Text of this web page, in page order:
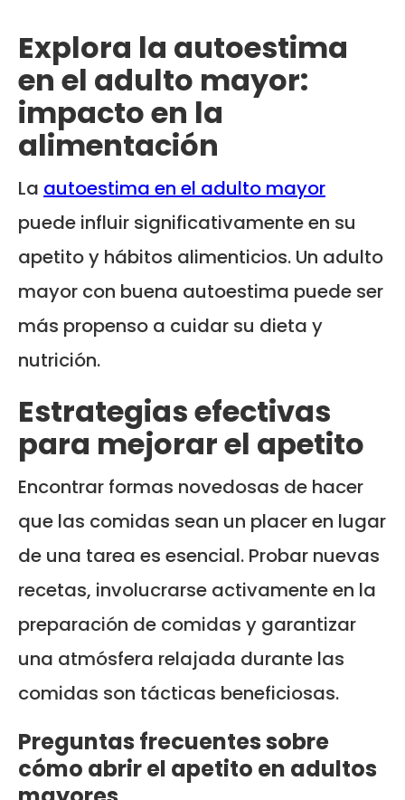
Explora la autoestima
en el adulto mayor:
impacto en la
alimentación
La autoestima en el adulto mayor
puede influir significativamente en su
apetito y hábitos alimenticios. Un adulto
mayor con buena autoestima puede ser
más propenso a cuidar su dieta y
nutrición.
Estrategias efectivas
para mejorar el apetito
Encontrar formas novedosas de hacer
que las comidas sean un placer en lugar
de una tarea es esencial. Probar nuevas
recetas, involucrarse activamente en la
preparación de comidas y garantizar
una atmósfera relajada durante las
comidas son tácticas beneficiosas.
Preguntas frecuentes sobre
cómo abrir el apetito en adultos